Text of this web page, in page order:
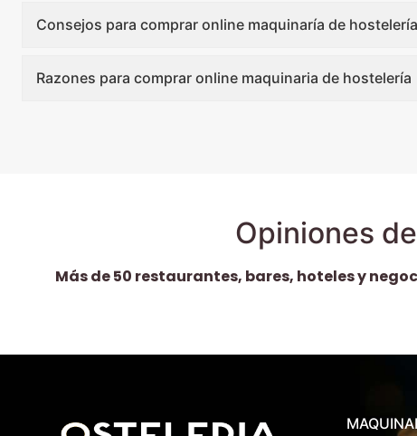
Consejos para comprar online maquinaría de hostelería
Razones para comprar online maquinaria de hostelería
Opiniones
Más de 50 restaurantes, bares, hoteles y